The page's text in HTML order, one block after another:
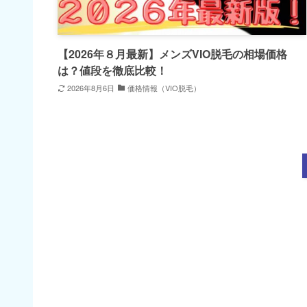
【2026年８月最新】メンズVIO脱毛の相場価格
は？値段を徹底比較！
2026年8月6日 価格情報（VIO脱毛）